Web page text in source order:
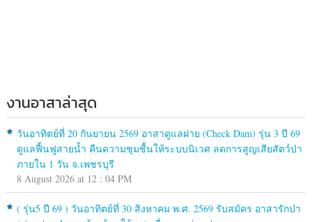
งานอาสาล่าสุด
วันอาทิตย์ที่ 20 กันยายน 2569 อาสาดูแลฝาย (Check Dam) รุ่น 3 ปี 69
ดูแลฟื้นฟูสายน้ำ คืนความชุมชื้นให้ระบบนิเวศ ลดการสูญเสียสัตว์ป่า
ภายใน 1 วัน จ.เพชรบุรี
8 August 2026 at 12 : 04 PM
( รุ่น5 ปี 69 ) วันอาทิตย์ที่ 30 สิงหาคม พ.ศ. 2569 รับสมัคร อาสารักป่า